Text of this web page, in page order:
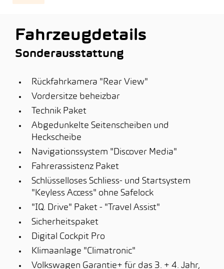
Fahrzeugdetails
Sonderausstattung
Rückfahrkamera "Rear View"
Vordersitze beheizbar
Technik Paket
Abgedunkelte Seitenscheiben und
Heckscheibe
Navigationssystem "Discover Media"
Fahrerassistenz Paket
Schlüsselloses Schliess- und Startsystem
"Keyless Access" ohne Safelock
"IQ. Drive" Paket - "Travel Assist"
Sicherheitspaket
Digital Cockpit Pro
Klimaanlage "Climatronic"
Volkswagen Garantie+ für das 3. + 4. Jahr,